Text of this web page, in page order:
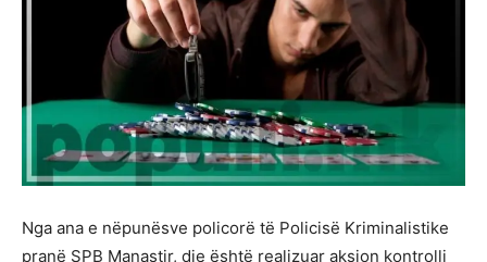
Nga ana e nëpunësve policorë të Policisë Kriminalistike
pranë SPB Manastir, dje është realizuar aksion kontrolli